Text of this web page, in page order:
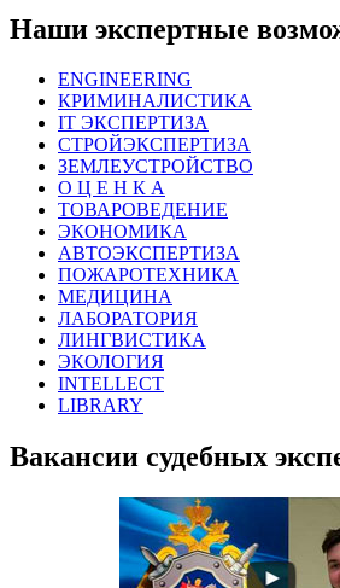
Наши экспертные
ENGINEERING
КРИМИНАЛИСТИКА
IT ЭКСПЕРТИЗА
СТРОЙЭКСПЕРТИЗА
ЗЕМЛЕУСТРОЙСТВО
О Ц Е Н К А
ТОВАРОВЕДЕНИЕ
ЭКОНОМИКА
АВТОЭКСПЕРТИЗА
ПОЖАРОТЕХНИКА
МЕДИЦИНА
ЛАБОРАТОРИЯ
ЛИНГВИСТИКА
ЭКОЛОГИЯ
INTELLECT
LIBRARY
Вакансии судебных